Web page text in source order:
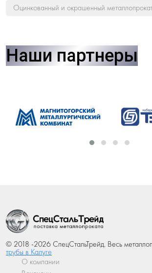
Оцинкованный и окрашенный
Наши партнеры
© 2018 -2026 СпецСтальТрейд. Весь
трубы в Калуге
О компании